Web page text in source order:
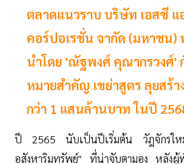
ตลาดแนวราบ บริษัท เอสซี แ
คอร์ปอเรชั่น จากัด (มหาชน)
นำโดย 'ณัฐพงศ์ คุณากรวงศ์'
หมายสำคัญ เขย่าสูตร ลุยสร้า
กว่า 1 แสนล้านบาท ในปี
ปี 2565 นับเป็นปีเริ่มต้น วัฎจักรใ
อสังหาริมทรัพย์" ที่น่าจับตามอง หลังผู้